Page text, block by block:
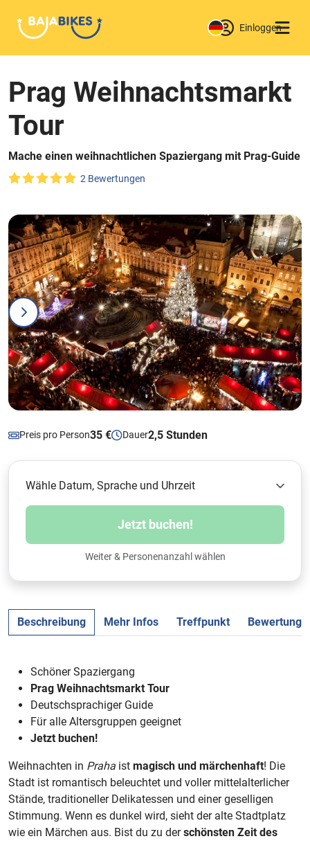
Einloggen
Prag Weihnachtsmarkt
Tour
Mache einen weihnachtlichen Spaziergang mit Prag-Guide
2 Bewertungen
Preis pro Person35 € Dauer2,5 Stunden
Wähle Datum, Sprache und Uhrzeit
Jetzt buchen!
Weiter & Personenanzahl wählen
Beschreibung Mehr Infos Treffpunkt
Schöner Spaziergang
Prag Weihnachtsmarkt Tour
Deutschsprachiger Guide
Für alle Altersgruppen geeignet
Jetzt buchen!
Weihnachten in Praha ist magisch und märchenhaft! Die
Stadt ist romantisch beleuchtet und voller mittelalterlicher
Stände, traditioneller Delikatessen und einer geselligen
Stimmung. Wenn es dunkel wird, sieht der alte Stadtplatz
wie ein Märchen aus. Bist du zu derschönsten Zeit des